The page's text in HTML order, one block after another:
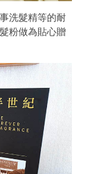
洗髮精等的耐
粉做為貼心贈